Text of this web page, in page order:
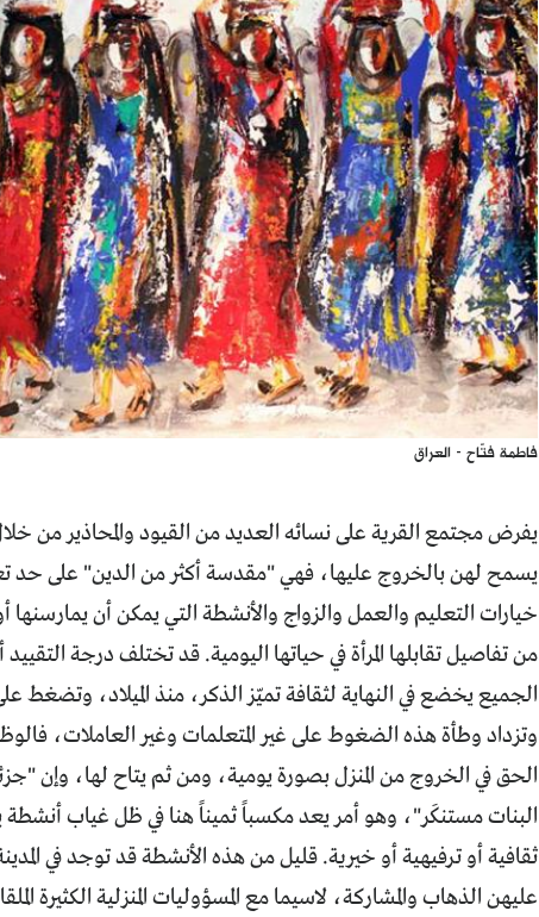
فاطمة فتّاح - العراق
يفرض مجتمع القرية على نسائه العديد من القيود والمحاذير من
يسمح لهن بالخروج عليها، فهي "مقدسة أكثر من الدين" على حد
خيارات التعليم والعمل والزواج والأنشطة التي يمكن أن يمارسنها
من تفاصيل تقابلها المرأة في حياتها اليومية. قد تختلف درجة
الجميع يخضع في النهاية لثقافة تميّز الذكر، منذ الميلاد، وتضغط
وتزداد وطأة هذه الضغوط على غير المتعلمات وغير العاملات،
الحق في الخروج من المنزل بصورة يومية، ومن ثم يتاح لها، وإن
البنات مستنكَر"، وهو أمر يعد مكسباً ثميناً هنا في ظل غياب
ثقافية أو ترفيهية أو خيرية. قليل من هذه الأنشطة قد توجد في
عليهن الذهاب والمشاركة، لاسيما مع المسؤوليات المنزلية الكثيرة